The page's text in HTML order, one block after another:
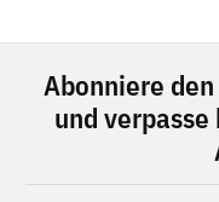
Abonniere
und